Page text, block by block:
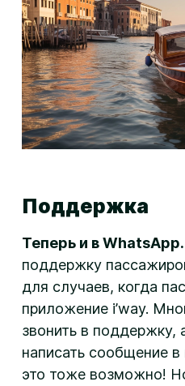
Поддержка
Теперь и в WhatsApp.
поддержку
для случаев, когда
приложение i’way.
звонить в поддержку,
написать сообщение
это тоже возможно!